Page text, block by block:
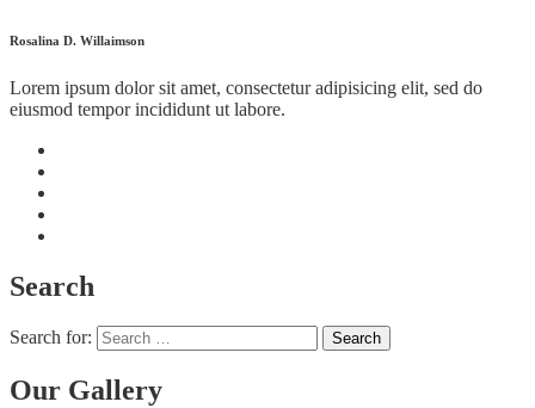
Rosalina D. Willaimson
Lorem ipsum dolor sit amet, consectetur adipisicing elit, sed do
eiusmod tempor incididunt ut labore.
Search
Search for:
Our Gallery